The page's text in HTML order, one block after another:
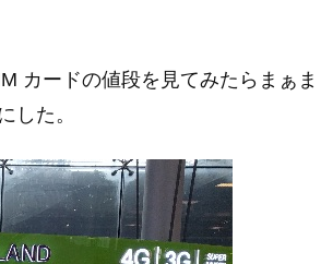
カードの値段を見てみたらまぁま
した。